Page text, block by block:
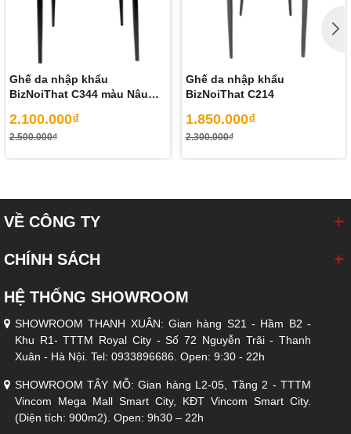
Ghế da nhập khẩu
BizNoiThat C344 màu Nâu
2.100.000₫
2.500.000₫
Ghế da nhập khẩu
BizNoiThat C214
1.850.000₫
2.300.000₫
VỀ CÔNG TY
CHÍNH SÁCH
HỆ THỐNG SHOWROOM
SHOWROOM THANH XUÂN: Gian hàng S21 - Hầm B2 -
Khu R1- TTTM Royal City - Số 72 Nguyễn Trãi - Thanh
Xuân - Hà Nội. Tel: 0933896686. Open: 9:30 - 22h
SHOWROOM TÂY MỖ: Gian hàng L2-05, Tầng 2 - TTTM
Vincom Mega Mall Smart City, KĐT Vincom Smart City.
(Diện tích: 900m2). Open: 9h30 – 22h